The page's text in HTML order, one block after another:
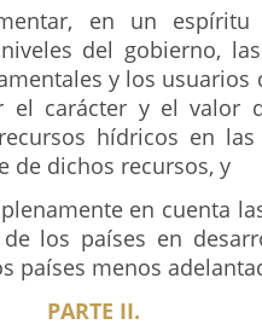
en un espíritu
del gobierno,
y los usuarios
el carácter y el valor
hídricos en las
de dichos recursos, y
en cuenta
los países en
países menos
PARTE II.